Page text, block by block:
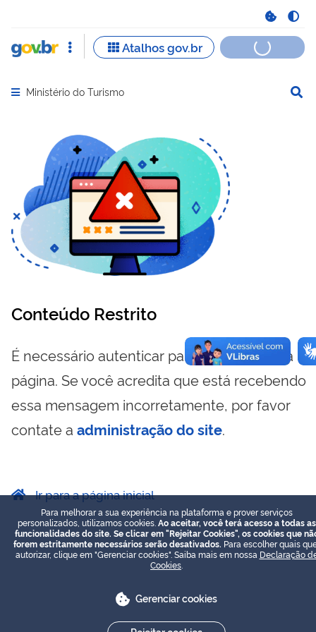
Abrir menu principal de navegação
Ministério do Turismo
Conteúdo Restrito
É necessário autenticar para visualizar essa
página. Se você acredita que está recebendo
essa mensagem incorretamente, por favor
contate a administração do site.
Ir para a página inicial
Para melhorar a sua experiência na plataforma e prover serviços
personalizados, utilizamos cookies. Ao aceitar, você terá acesso a todas as
funcionalidades do site. Se clicar em "Rejeitar Cookies", os cookies que
forem estritamente necessários serão desativados. Para escolher quais
autorizar, clique em "Gerenciar cookies". Saiba mais em nossa Declaração
Cookies
Gerenciar cookies